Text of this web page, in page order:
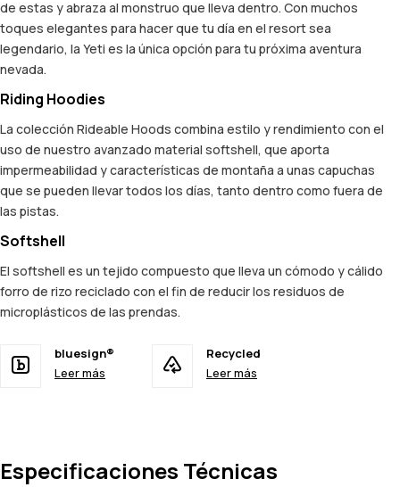
de estas y abraza al monstruo que lleva dentro. Con muchos
toques elegantes para hacer que tu día en el resort sea
legendario, la Yeti es la única opción para tu próxima aventura
nevada.
Riding Hoodies
La colección Rideable Hoods combina estilo y rendimiento con el
uso de nuestro avanzado material softshell, que aporta
impermeabilidad y características de montaña a unas capuchas
que se pueden llevar todos los días, tanto dentro como fuera de
las pistas.
Softshell
El softshell es un tejido compuesto que lleva un cómodo y cálido
forro de rizo reciclado con el fin de reducir los residuos de
microplásticos de las prendas.
bluesign®
Leer más
Recycled
Leer más
Especificaciones Técnicas